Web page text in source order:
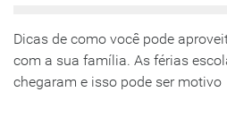
Dicas de como você pode
com a sua família. As férias
chegaram e isso pode ser motivo